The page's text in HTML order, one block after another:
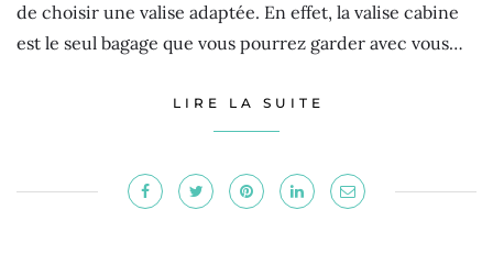
de choisir une valise adaptée. En effet, la valise cabine
est le seul bagage que vous pourrez garder avec vous…
LIRE LA SUITE